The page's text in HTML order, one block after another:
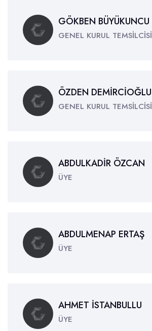
GÖKBEN BÜYÜKUNCU
GENEL KURUL TEMSİLCİSİ
ÖZDEN DEMİRCİOĞLU
GENEL KURUL TEMSİLCİSİ
ABDULKADİR ÖZCAN
ÜYE
ABDULMENAP ERTAŞ
ÜYE
AHMET İSTANBULLU
ÜYE